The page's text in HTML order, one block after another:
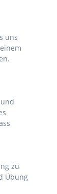
uns
zu
Übung